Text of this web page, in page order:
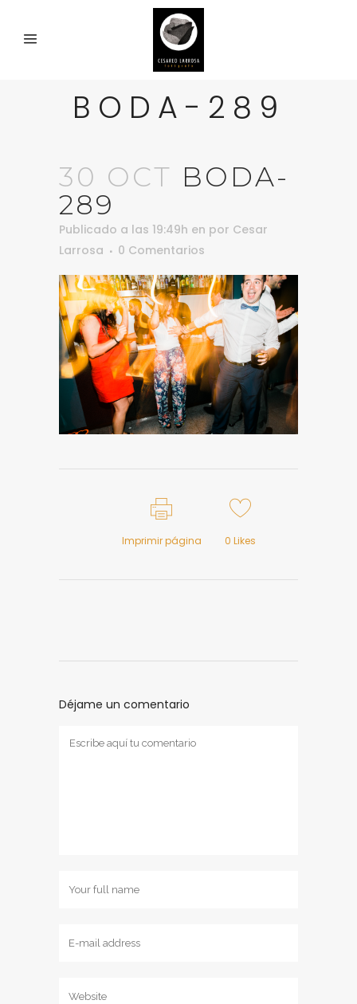
BODA-289
30 OCT BODA-
289
Publicado a las 19:49h en por Cesar
Larrosa
0 Comentarios
Imprimir página 0 Likes
Déjame un comentario